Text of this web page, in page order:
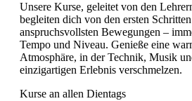
Unsere Kurse, geleitet von den
begleiten dich von den ersten
anspruchsvollsten Bewegungen –
Tempo und Niveau. Genieße eine
Atmosphäre, in der Technik, Musik
einzigartigen Erlebnis verschmelzen.
Kurse an allen Dientags